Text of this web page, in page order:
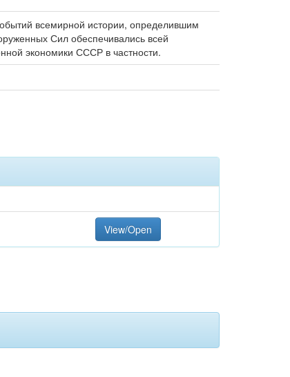
всемирной истории, определившим
Сил обеспечивались всей
экономики СССР в частности.
View/Open